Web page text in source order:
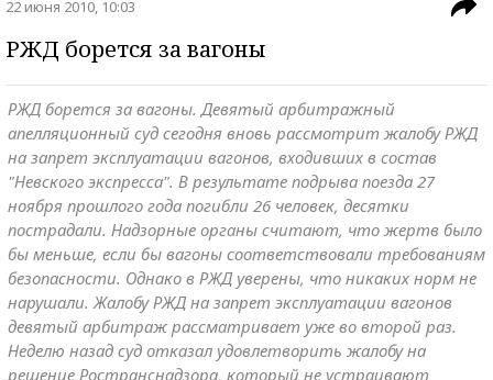
22 июня 2010, 10:03
РЖД борется за вагоны
РЖД борется за вагоны. Девятый арбитражный
апелляционный суд сегодня вновь рассмотрит жалобу РЖД
на запрет эксплуатации вагонов, входивших в состав
"Невского экспресса". В результате подрыва поезда 27
ноября прошлого года погибли 26 человек, десятки
пострадали. Надзорные органы считают, что жертв было
бы меньше, если бы вагоны соответствовали требованиям
безопасности. Однако в РЖД уверены, что никаких норм не
нарушали. Жалобу РЖД на запрет эксплуатации вагонов
девятый арбитраж рассматривает уже во второй раз.
Неделю назад суд отказал удовлетворить жалобу на
решение Ространснадзора, который не устраивают